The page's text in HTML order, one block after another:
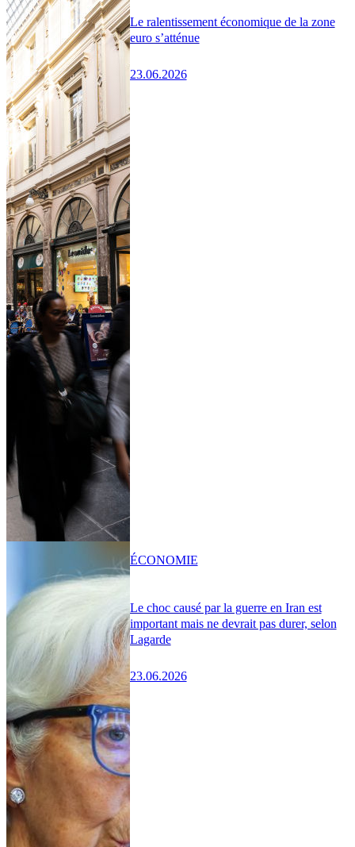
Le ralentissement économique de la zone
euro s’atténue
23.06.2026
Le choc causé par la guerre en Iran est
important mais ne devrait pas durer, selon
Lagarde
23.06.2026
ÉCONOMIE